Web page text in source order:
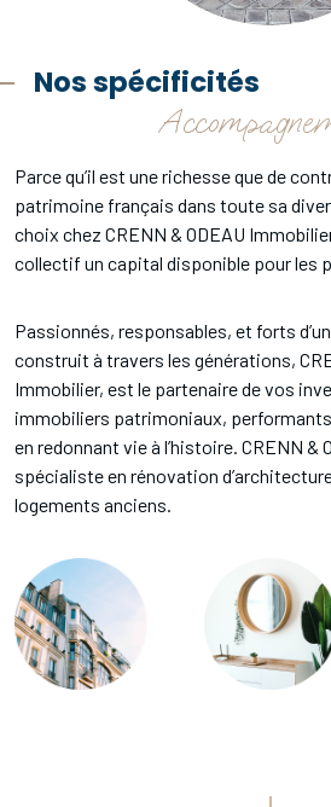
Nos spécificités
Parce qu’il est une richesse que de
patrimoine français dans toute sa
choix chez CRENN & ODEAU
collectif un capital disponible pour les
Passionnés, responsables, et forts
construit à travers les générations,
Immobilier, est le partenaire de vos
immobiliers patrimoniaux,
en redonnant vie à l’histoire. CRENN &
spécialiste en rénovation
logements anciens.